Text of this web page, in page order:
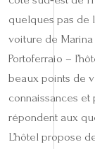
quelques pas de
voiture de
Portoferraio –
beaux points de
connaissances
répondent aux
L’hôtel propose